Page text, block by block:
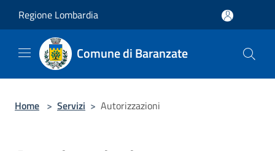
Regione Lombardia
Comune di Baranzate
Home > Servizi > Autorizzazioni